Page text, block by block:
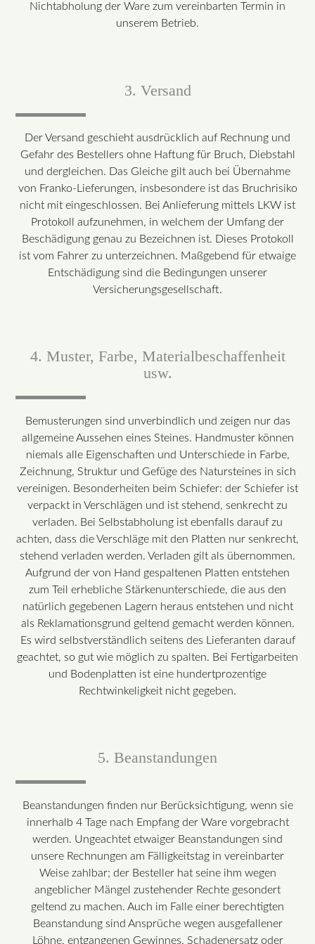
Nichtabholung der Ware zum vereinbarten Termin in
unserem Betrieb.
3. Versand
Der Versand geschieht ausdrücklich auf Rechnung und
Gefahr des Bestellers ohne Haftung für Bruch, Diebstahl
und dergleichen. Das Gleiche gilt auch bei Übernahme
von Franko-Lieferungen, insbesondere ist das Bruchrisiko
nicht mit eingeschlossen. Bei Anlieferung mittels LKW ist
Protokoll aufzunehmen, in welchem der Umfang der
Beschädigung genau zu Bezeichnen ist. Dieses Protokoll
ist vom Fahrer zu unterzeichnen. Maßgebend für etwaige
Entschädigung sind die Bedingungen unserer
Versicherungsgesellschaft.
4. Muster, Farbe, Materialbeschaffenheit
usw.
Bemusterungen sind unverbindlich und zeigen nur das
allgemeine Aussehen eines Steines. Handmuster können
niemals alle Eigenschaften und Unterschiede in Farbe,
Zeichnung, Struktur und Gefüge des Natursteines in sich
vereinigen. Besonderheiten beim Schiefer: der Schiefer ist
verpackt in Verschlägen und ist stehend, senkrecht zu
verladen. Bei Selbstabholung ist ebenfalls darauf zu
achten, dass die Verschläge mit den Platten nur senkrecht,
stehend verladen werden. Verladen gilt als übernommen.
Aufgrund der von Hand gespaltenen Platten entstehen
zum Teil erhebliche Stärkenunterschiede, die aus den
natürlich gegebenen Lagern heraus entstehen und nicht
als Reklamationsgrund geltend gemacht werden können.
Es wird selbstverständlich seitens des Lieferanten darauf
geachtet, so gut wie möglich zu spalten. Bei Fertigarbeiten
und Bodenplatten ist eine hundertprozentige
Rechtwinkeligkeit nicht gegeben.
5. Beanstandungen
Beanstandungen finden nur Berücksichtigung, wenn sie
innerhalb 4 Tage nach Empfang der Ware vorgebracht
werden. Ungeachtet etwaiger Beanstandungen sind
unsere Rechnungen am Fälligkeitstag in vereinbarter
Weise zahlbar; der Besteller hat seine ihm wegen
angeblicher Mängel zustehender Rechte gesondert
geltend zu machen. Auch im Falle einer berechtigten
Beanstandung sind Ansprüche wegen ausgefallener
Löhne, entgangenen Gewinnes, Schadenersatz oder